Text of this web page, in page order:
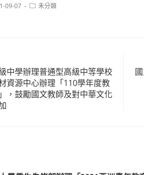
09-07
Post未分類
中學辦理普通型高級中等學校
資源中心辦理「110學年度教
，鼓勵國文教師及對中華文化